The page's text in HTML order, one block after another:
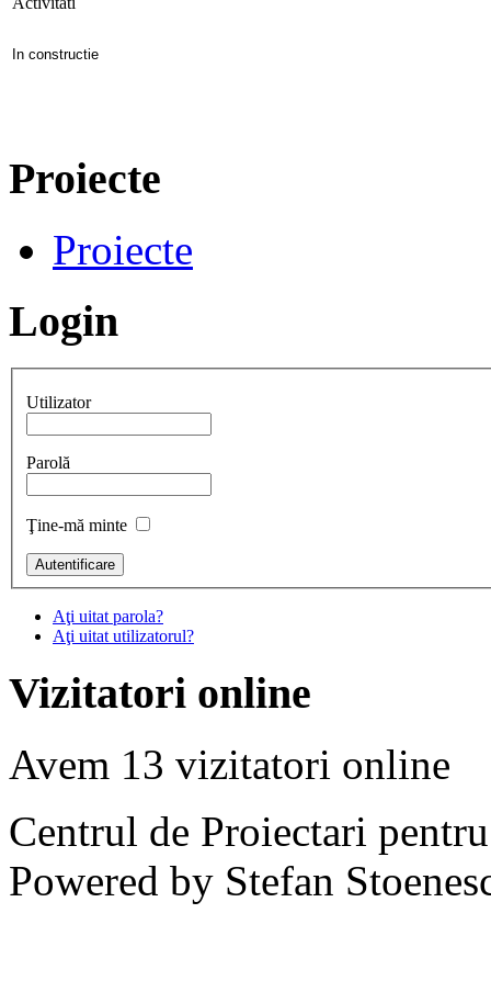
In constructie
Proiecte
Proiecte
Login
Utilizator
Parolă
Ţine-mă minte
Aţi uitat parola?
Aţi uitat utilizatorul?
Vizitatori online
Avem 13 vizitatori online
Centrul de Proiectari
Powered by Stefan